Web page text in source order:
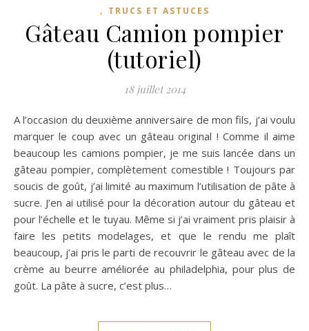
, TRUCS ET ASTUCES
Gâteau Camion pompier
(tutoriel)
18 juillet 2014
A l’occasion du deuxième anniversaire de mon fils, j’ai voulu
marquer le coup avec un gâteau original ! Comme il aime
beaucoup les camions pompier, je me suis lancée dans un
gâteau pompier, complètement comestible ! Toujours par
soucis de goût, j’ai limité au maximum l’utilisation de pâte à
sucre. J’en ai utilisé pour la décoration autour du gâteau et
pour l’échelle et le tuyau. Même si j’ai vraiment pris plaisir à
faire les petits modelages, et que le rendu me plaît
beaucoup, j’ai pris le parti de recouvrir le gâteau avec de la
crème au beurre améliorée au philadelphia, pour plus de
goût. La pâte à sucre, c’est plus…